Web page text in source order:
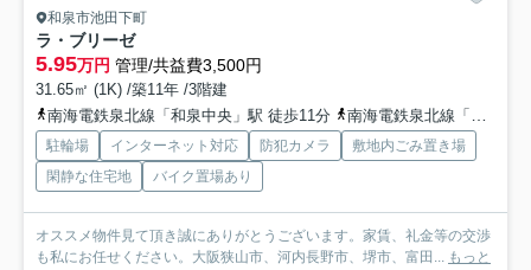
和泉市池田下町
ラ・ブリーゼ
5.95万円 管理/共益費3,500円
31.65㎡ (1K) /築11年 /3階建
南海電鉄泉北線「和泉中央」駅 徒歩11分
南海電鉄泉北線「光明池」駅 徒歩20分
駐輪場 インターネット対応 防犯カメラ
敷地内ごみ置き場
閑静な住宅地
バイク置場あり
オススメ物件見て頂き誠にありがとうございます。家賃、礼金等の交渉
も私にお任せください。大阪狭山市、河内長野市、堺市、富田... もっと